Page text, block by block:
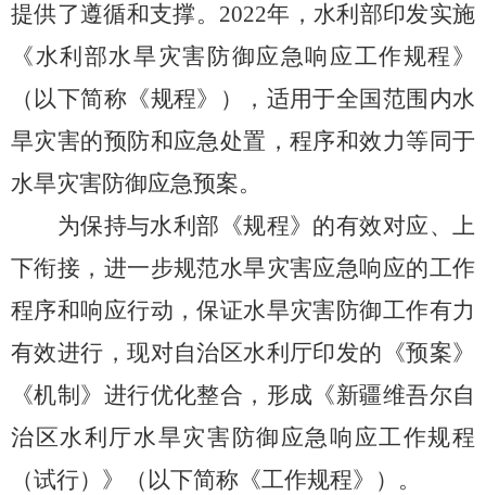
提供了遵循和支撑。 2022年，水利部印发实施
《水利部水旱灾害防御应急响应工作规程》
（以下简称《规程》），适用于全国范围内水
旱灾害的预防和应急处置，程序和效力等同于
水旱灾害防御应急预案。
为保持与水利部《规程》的有效对应、上
下衔接，进一步规范水旱灾害应急响应的工作
程序和响应行动，保证水旱灾害防御工作有力
有效进行，现对自治区水利厅印发的《预案》
《机制》进行优化整合，形成《新疆维吾尔自
治区水利厅水旱灾害防御应急响应工作规程
（试行）》（以下简称《工作规程》）。